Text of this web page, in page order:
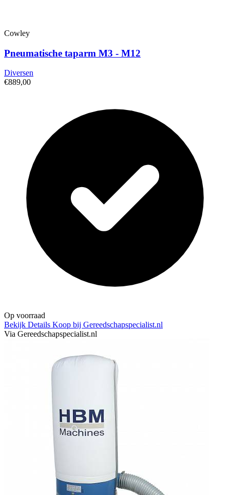
Cowley
Pneumatische taparm M3 - M12
Diversen
€889,00
Op voorraad
Bekijk Details Koop bij Gereedschapspecialist.nl
Via Gereedschapspecialist.nl